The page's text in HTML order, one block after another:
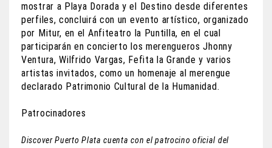
mostrar a Playa Dorada y el Destino desde diferentes
perfiles, concluirá con un evento artístico, organizado
por Mitur, en el Anfiteatro la Puntilla, en el cual
participarán en concierto los merengueros Jhonny
Ventura, Wilfrido Vargas, Fefita la Grande y varios
artistas invitados, como un homenaje al merengue
declarado Patrimonio Cultural de la Humanidad.
Patrocinadores
Discover Puerto Plata cuenta con el patrocino oficial del